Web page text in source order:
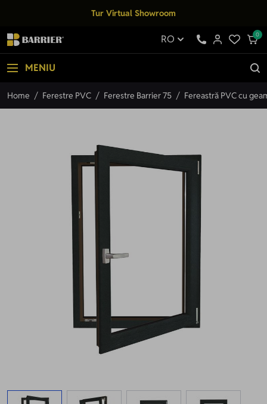
Tur Virtual Showroom
RO 0
MENIU
Home / Ferestre PVC / Ferestre Barrier 75 / Fereastră PVC cu
View larger imageView larger imageView larger imageView larger